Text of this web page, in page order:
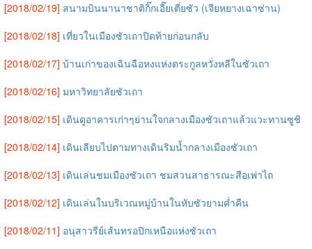
[2018/02/19] สนามบินนานาชาติกิ๊กเอี๊ยเตี่ยซัว (เจียหยางเฉาซ่าน)
[2018/02/18] เที่ยวในเมืองซัวเถาปิดท้ายก่อนกลับ
[2018/02/17] บ้านเก่าของเฉินฉือหงแห่งตระกูลหวั่งหลีในซัวเถา
[2018/02/16] มหาวิทยาลัยซัวเถา
[2018/02/15] เดินดูอาคารเก่าๆย่านใจกลางเมืองซัวเถาแล้วแวะทานซูชิ
[2018/02/14] เดินเลียบไปตามทางเดินริมน้ำกลางเมืองซัวเถา
[2018/02/13] เดินเล่นชมเมืองซัวเถา ชมสวนสาธารณะสือเพ่าไถ
[2018/02/12] เดินเล่นในบริเวณหมู่บ้านในหับซัวยามค่ำคืน
[2018/02/11] อนุสาวรีย์เส้นทรอปิกเหนือแห่งซัวเถา